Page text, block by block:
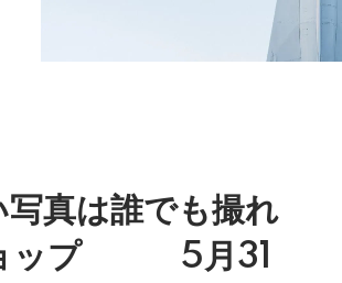
真は誰でも撮れ
ョップ 5月31